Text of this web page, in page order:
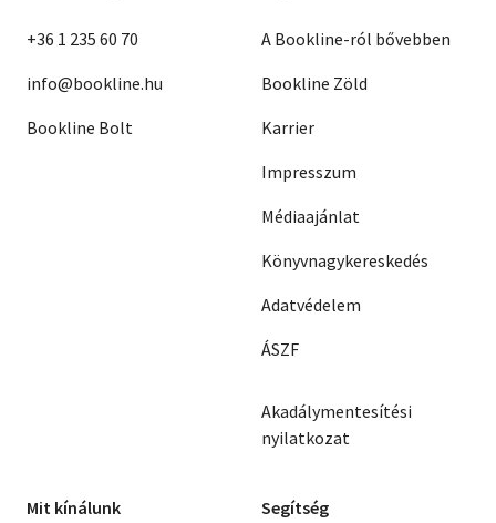
+36 1 235 60 70
info@bookline.hu
Bookline Bolt
A Bookline-ról bővebben
Bookline Zöld
Karrier
Impresszum
Médiaajánlat
Könyvnagykereskedés
Adatvédelem
ÁSZF
Akadálymentesítési
nyilatkozat
Mit kínálunk Segítség